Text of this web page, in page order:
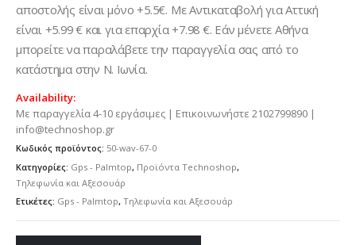
αποστολής είναι μόνο +5.5€. Με Αντικαταβολή για Αττική
είναι +5.99 € και για επαρχία +7.98 €. Εάν μένετε Αθήνα
μπορείτε να παραλάβετε την παραγγελία σας από το
κατάστημα στην Ν. Ιωνία.
Availability:
Με παραγγελία 4-10 εργάσιμες | Επικοινωνήστε 2102799890 |
info@technoshop.gr
Κωδικός προϊόντος: 50-wav-67-0
Κατηγορίες: Gps - Palmtop, Προϊόντα Technoshop,
Τηλεφωνία και Αξεσουάρ
Ετικέτες: Gps - Palmtop, Τηλεφωνία και Αξεσουάρ